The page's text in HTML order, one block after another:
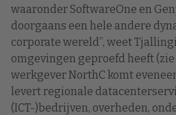
waaronder SoftwareOne en
doorgaans een hele andere
corporate wereld”, weet
omgevingen geproefd heeft
werkgever NorthC komt
levert regionale
(ICT-)bedrijven, overheden,